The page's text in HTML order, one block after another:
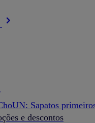
Sapatos
e descontos